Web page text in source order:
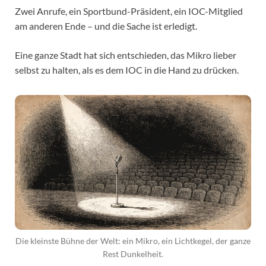
Zwei Anrufe, ein Sportbund-Präsident, ein IOC-Mitglied
am anderen Ende – und die Sache ist erledigt.
Eine ganze Stadt hat sich entschieden, das Mikro lieber
selbst zu halten, als es dem IOC in die Hand zu drücken.
Die kleinste Bühne der Welt: ein Mikro, ein Lichtkegel, der ganze
Rest Dunkelheit.